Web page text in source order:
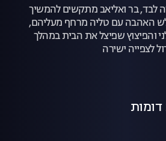
לבד, בר ואליאב מתקשים להמשיך
האהבה עם טליה מרחף מעליהם,
והפיצוץ שפיצל את הבית במהלך
לצפייה ישירה
דומות